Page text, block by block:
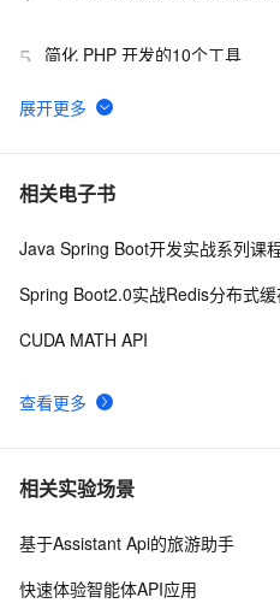
5 简化 PHP 开发的10个工具
6 跟我学习php数组常用函数-下篇
7 PHP时间
8 php 的函数参数值类型限定
相关电子书
查看更多
Spring Boot2.0实战Redis分布式
CUDA MATH API
相关实验场景
基于Assistant Api的旅游助手
快速体验智能体API应用